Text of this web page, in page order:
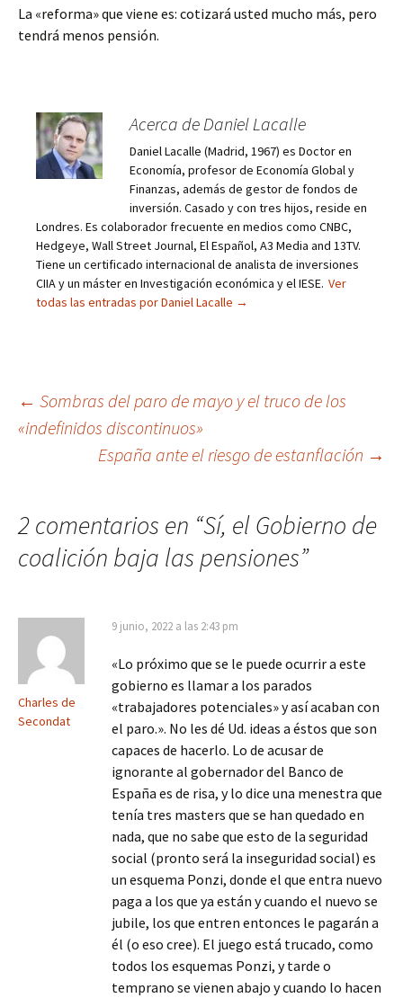
La «reforma» que viene es: cotizará usted mucho más, pero
tendrá menos pensión.
Acerca de Daniel Lacalle
Daniel Lacalle (Madrid, 1967) es Doctor en
Economía, profesor de Economía Global y
Finanzas, además de gestor de fondos de
inversión. Casado y con tres hijos, reside en
Londres. Es colaborador frecuente en medios como CNBC,
Hedgeye, Wall Street Journal, El Español, A3 Media and 13TV.
Tiene un certificado internacional de analista de inversiones
CIIA y un máster en Investigación económica y el IESE. Ver
todas las entradas por Daniel Lacalle →
Navegación
de
← Sombras del paro de mayo y el truco de los
«indefinidos discontinuos»
España ante el riesgo de estanflación →
2 comentarios en “Sí, el Gobierno de
coalición baja las pensiones”
Charles de
Secondat
9 junio, 2022 a las 2:43 pm
«Lo próximo que se le puede ocurrir a este
gobierno es llamar a los parados
«trabajadores potenciales» y así acaban con
el paro.». No les dé Ud. ideas a éstos que son
capaces de hacerlo. Lo de acusar de
ignorante al gobernador del Banco de
España es de risa, y lo dice una menestra que
tenía tres masters que se han quedado en
nada, que no sabe que esto de la seguridad
social (pronto será la inseguridad social) es
un esquema Ponzi, donde el que entra nuevo
paga a los que ya están y cuando el nuevo se
jubile, los que entren entonces le pagarán a
él (o eso cree). El juego está trucado, como
todos los esquemas Ponzi, y tarde o
temprano se vienen abajo y cuando lo hacen